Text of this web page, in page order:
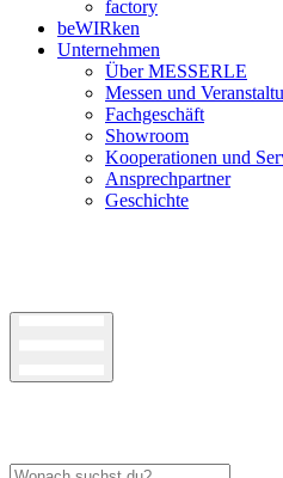
factory
beWIRken
Unternehmen
Über MESSERLE
Messen und
Fachgeschäft
Showroom
Kooperationen und
Ansprechpartner
Geschichte